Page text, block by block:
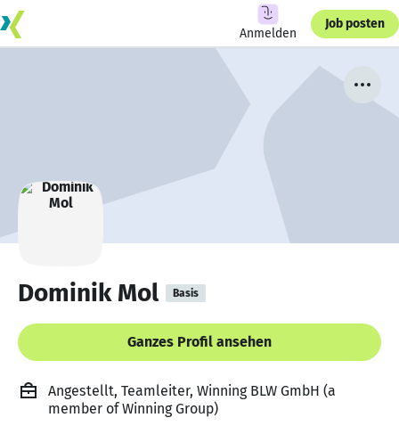
Anmelden
Job posten
Dominik Mol Basis
Ganzes Profil ansehen
Angestellt, Teamleiter, Winning BLW GmbH (a
member of Winning Group)